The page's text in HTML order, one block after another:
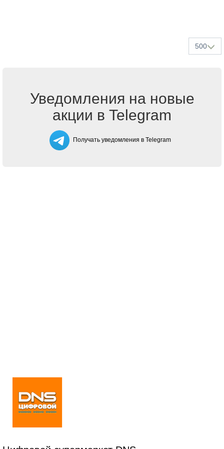
500
Уведомления на новые
акции в Telegram
Получать уведомления в Telegram